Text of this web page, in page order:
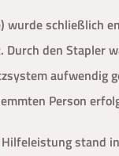
schließlich
den Stapler
aufwendig
Person
stand